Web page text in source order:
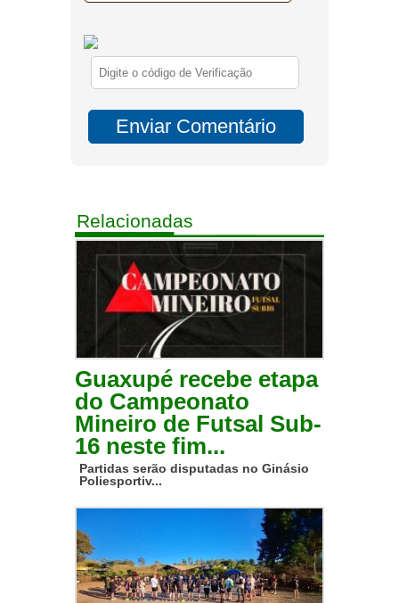
Relacionadas
Guaxupé recebe etapa
do Campeonato
Mineiro de Futsal Sub-
16 neste fim...
Partidas serão disputadas no Ginásio
Poliesportiv...